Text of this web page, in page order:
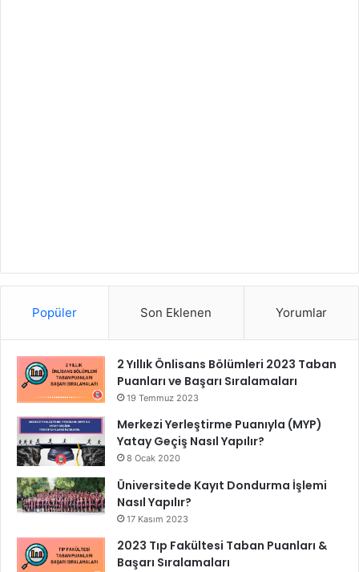
Popüler Son Eklenen Yorumlar
2 Yıllık Önlisans Bölümleri 2023 Taban
Puanları ve Başarı Sıralamaları
19 Temmuz 2023
Merkezi Yerleştirme Puanıyla (MYP)
Yatay Geçiş Nasıl Yapılır?
8 Ocak 2020
Üniversitede Kayıt Dondurma İşlemi
Nasıl Yapılır?
17 Kasım 2023
2023 Tıp Fakültesi Taban Puanları &
Başarı Sıralamaları